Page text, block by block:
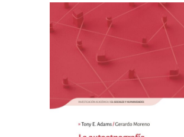
"La autoetnografía en la formación y
la investigación académicas"
se ha
añadido a tu carrito.